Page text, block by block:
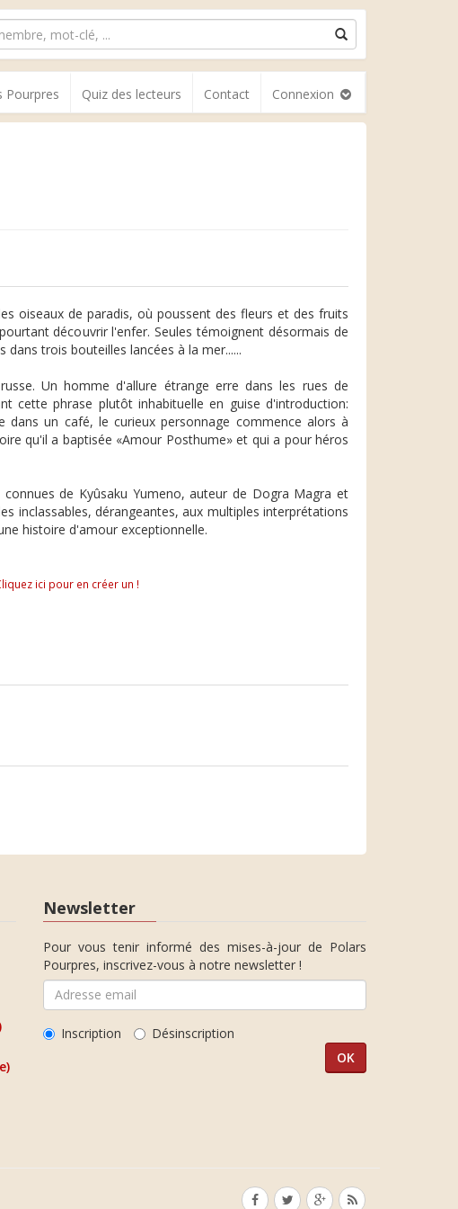
Pourpres Quiz des lecteurs Contact Connexion
oiseaux de paradis, où poussent des fleurs et des fruits
découvrir l'enfer. Seules témoignent désormais de
trois bouteilles lancées à la mer......
Un homme d'allure étrange erre dans les rues de
cette phrase plutôt inhabituelle en guise d'introduction:
un café, le curieux personnage commence alors à
qu'il a baptisée «Amour Posthume» et qui a pour héros
de Kyûsaku Yumeno, auteur de Dogra Magra et
inclassables, dérangeantes, aux multiples interprétations
histoire d'amour exceptionnelle.
ici pour en créer un !
Newsletter
Pour vous tenir informé des mises-à-jour de Polars
Pourpres, inscrivez-vous à notre newsletter !
Inscription Désinscription